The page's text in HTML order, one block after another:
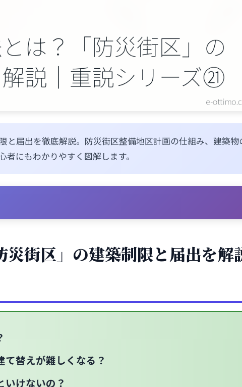
と届出を徹底解説。防災街区整備地区計画の仕組み、建築物
にもわかりやすく図解します。
街区」の建築制限と届出を解
て替えが難しくなる？
けないの？